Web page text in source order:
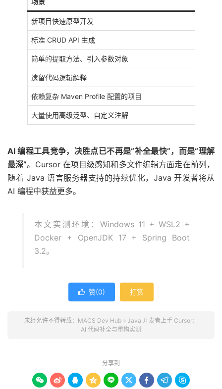
新项目快速原型开发
标准 CRUD API 生成
简单的提取方法、引入参数对象
遗留代码逻辑解释
依赖复杂 Maven Profile 配置的项目
大量使用高级泛型、自定义注解
AI 编程工具竞争，决胜点已不再是“补全最快”，而是“理解
最深”。Cursor 在项目级感知和多文件编辑方面走在前列，
随着 Java 语言服务器支持的持续优化，Java 开发者将从
AI 编程中获益更多。
本文实测环境：Windows 11 + WSL2 +
Docker + OpenJDK 17 + Spring Boot
3.2。
 赞(0) 打赏
未经允许不得转载： MACS Dev Hub» Java 开发者上手 Cursor：
AI 代码补全与重构实测
分享到
        